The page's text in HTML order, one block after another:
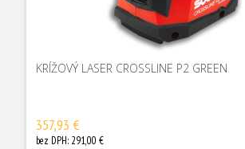
KRÍŽOVÝ LASER CROSSLINE P2 GREEN
357,93 €
bez DPH: 291,00 €